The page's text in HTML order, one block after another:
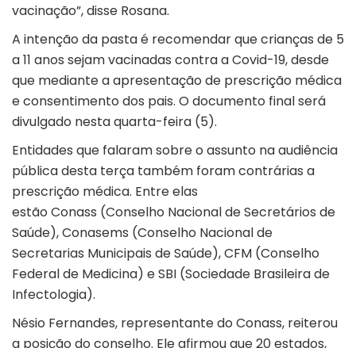
vacinação”, disse Rosana.
A intenção da pasta é recomendar que crianças de 5
a 11 anos sejam vacinadas contra a Covid-19, desde
que mediante a apresentação de prescrição médica
e consentimento dos pais. O documento final será
divulgado nesta quarta-feira (5).
Entidades que falaram sobre o assunto na audiência
pública desta terça também foram contrárias a
prescrição médica. Entre elas
estão Conass (Conselho Nacional de Secretários de
Saúde), Conasems (Conselho Nacional de
Secretarias Municipais de Saúde), CFM (Conselho
Federal de Medicina) e SBI (Sociedade Brasileira de
Infectologia).
Nésio Fernandes, representante do Conass, reiterou
a posição do conselho. Ele afirmou que 20 estados,